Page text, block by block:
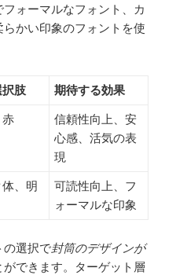
ォーマルなフォント、カ
かい印象のフォントを使
肢
期待する効果
信頼性向上、安
心感、活気の表
現
、明
可読性向上、フ
ォーマルな印象
の選択で封筒のデザインが
できます。ターゲット層